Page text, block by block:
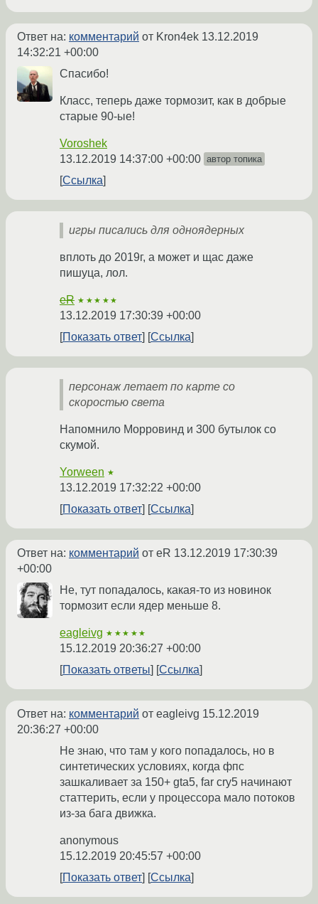
Ответ на: комментарий от Kron4ek 13.12.2019
14:32:21 +00:00
Спасибо!
Класс, теперь даже тормозит, как в добрые
старые 90-ые!
Voroshek
13.12.2019 14:37:00 +00:00 автор топика
Ссылка
игры писались для одноядерных
вплоть до 2019г, а может и щас даже
пишуца, лол.
eR ★★★★★
13.12.2019 17:30:39 +00:00
Показать ответ
Ссылка
персонаж летает по карте со
скоростью света
Напомнило Морровинд и 300 бутылок со
скумой.
Yorween ★
13.12.2019 17:32:22 +00:00
Показать ответ
Ссылка
Ответ на: комментарий от eR 13.12.2019 17:30:39
+00:00
Не, тут попадалось, какая-то из новинок
тормозит если ядер меньше 8.
eagleivg ★★★★★
15.12.2019 20:36:27 +00:00
Показать ответы
Ссылка
Ответ на: комментарий от eagleivg 15.12.2019
20:36:27 +00:00
Не знаю, что там у кого попадалось, но в
синтетических условиях, когда фпс
зашкаливает за 150+ gta5, far cry5 начинают
статтерить, если у процессора мало потоков
из-за бага движка.
anonymous
15.12.2019 20:45:57 +00:00
Показать ответ
Ссылка